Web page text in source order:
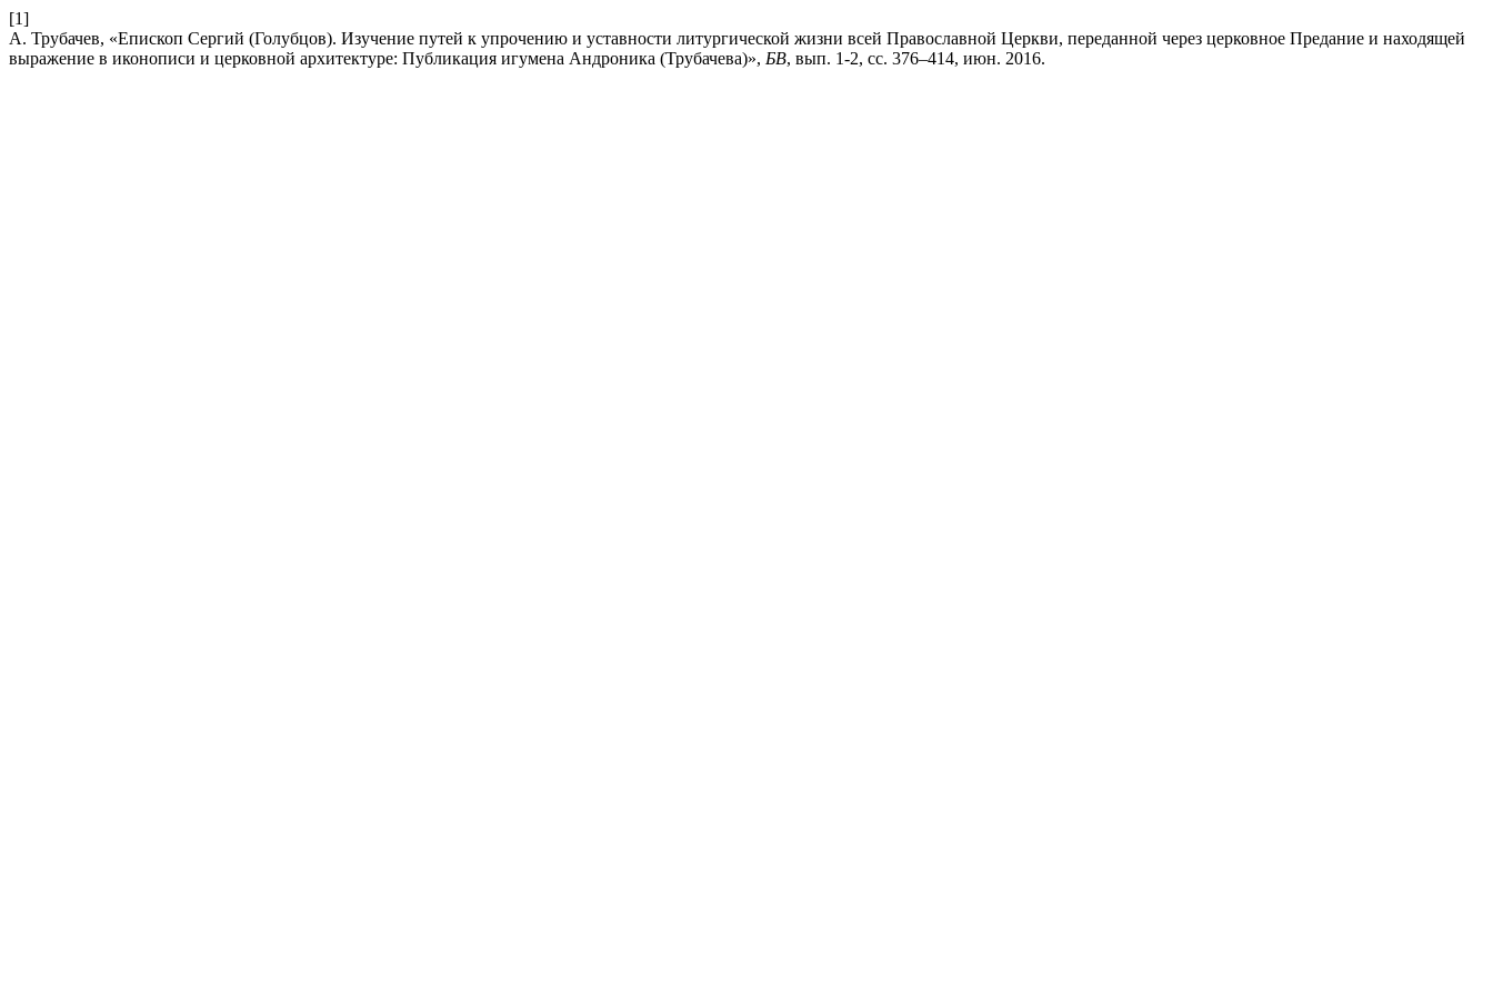
[1]
А. Трубачев, «Епископ Сергий (Голубцов). Изучение путей к упрочению и уставности литургической жизни всей Православной Церкви, переданной через церковное Предание и находящей
выражение в иконописи и церковной архитектуре: Публикация игумена Андроника (Трубачева)», БВ, вып. 1-2, сс. 376–414, июн. 2016.